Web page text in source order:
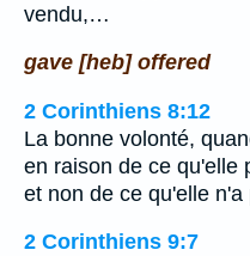
vendu,…
gave [heb] offered
2 Corinthiens 8:12
La bonne volonté,
en raison de ce qu'elle
et non de ce qu'elle n'a
2 Corinthiens 9:7